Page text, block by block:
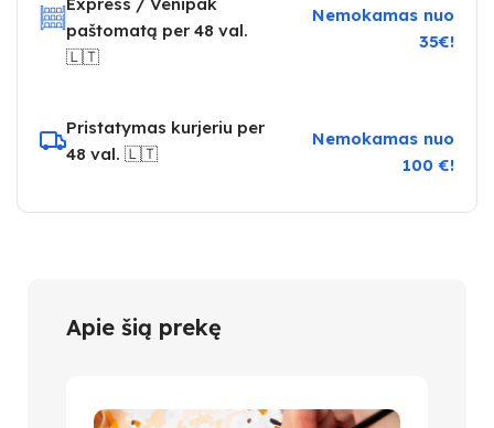
paštomatą per 48 val.
🇱🇹
Nemokamas nuo
35€!
Pristatymas kurjeriu per
48 val. 🇱🇹
Nemokamas nuo
100 €!
Apie šią prekę